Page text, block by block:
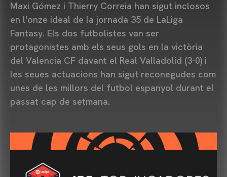
Maxi Gómez i Thierry Correia han sigut inclosos
en l'onze ideal de la jornada 35 de LaLiga
Fantasy. Els dos futbolistes van ser
protagonistes amb els seus gols en la victòria
del Valencia CF davant el Real Valladolid (3-0) i
les seues actuacions han sigut reconegudes com
unes de les millors del futbol espanyol durant el
passat cap de setmana.